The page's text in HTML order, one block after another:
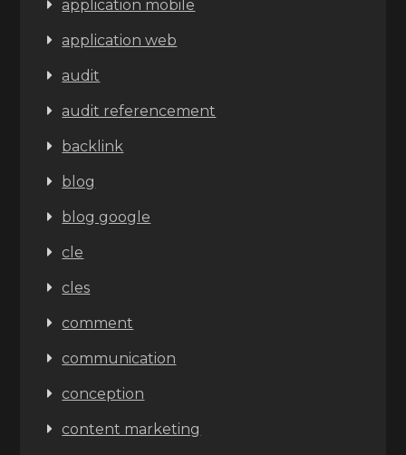
application mobile
application web
audit
audit referencement
backlink
blog
blog google
cle
cles
comment
communication
conception
content marketing